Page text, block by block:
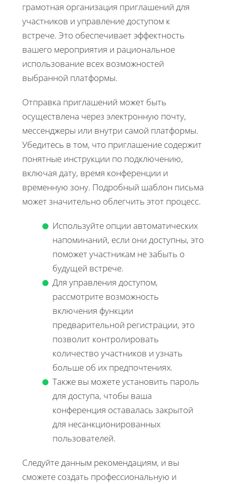
грамотная организация приглашений для
участников и управление доступом к
встрече. Это обеспечивает эффектность
вашего мероприятия и рациональное
использование всех возможностей
выбранной платформы.
Отправка приглашений может быть
осуществлена через электронную почту,
мессенджеры или внутри самой платформы.
Убедитесь в том, что приглашение содержит
понятные инструкции по подключению,
включая дату, время конференции и
временную зону. Подробный шаблон письма
может значительно облегчить этот процесс.
Используйте опции автоматических
напоминаний, если они доступны, это
поможет участникам не забыть о
будущей встрече.
Для управления доступом,
рассмотрите возможность
включения функции
предварительной регистрации, это
позволит контролировать
количество участников и узнать
больше об их предпочтениях.
Также вы можете установить пароль
для доступа, чтобы ваша
конференция оставалась закрытой
для несанкционированных
пользователей.
Следуйте данным рекомендациям, и вы
сможете создать профессиональную и